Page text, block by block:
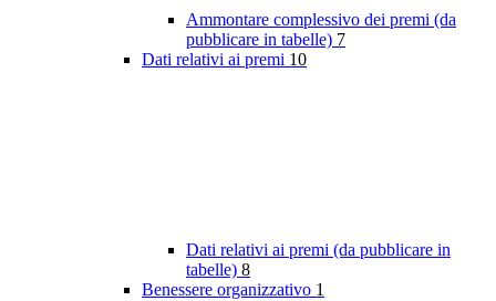
Ammontare complessivo dei premi (da
pubblicare in tabelle) 7
Dati relativi ai premi 10
Dati relativi ai premi (da pubblicare in
tabelle) 8
Benessere organizzativo 1